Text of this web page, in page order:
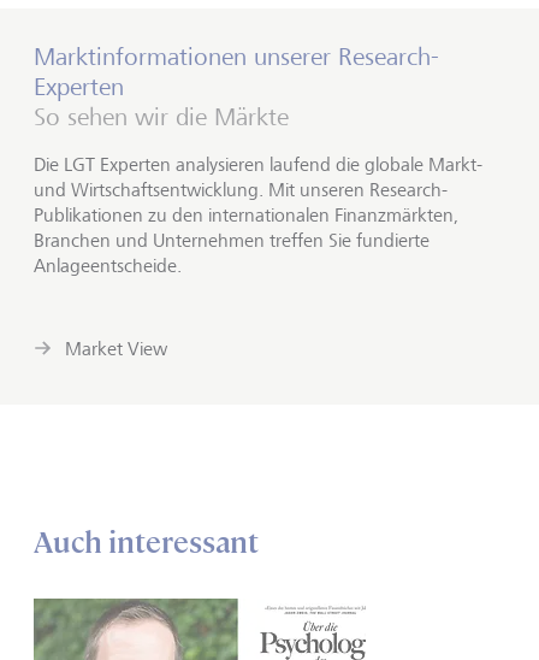
Marktinformationen unserer Research-
Experten
So sehen wir die Märkte
Die LGT Experten analysieren laufend die globale Markt-
und Wirtschaftsentwicklung. Mit unseren Research-
Publikationen zu den internationalen Finanzmärkten,
Branchen und Unternehmen treffen Sie fundierte
Anlageentscheide.
Market View
Auch interessant